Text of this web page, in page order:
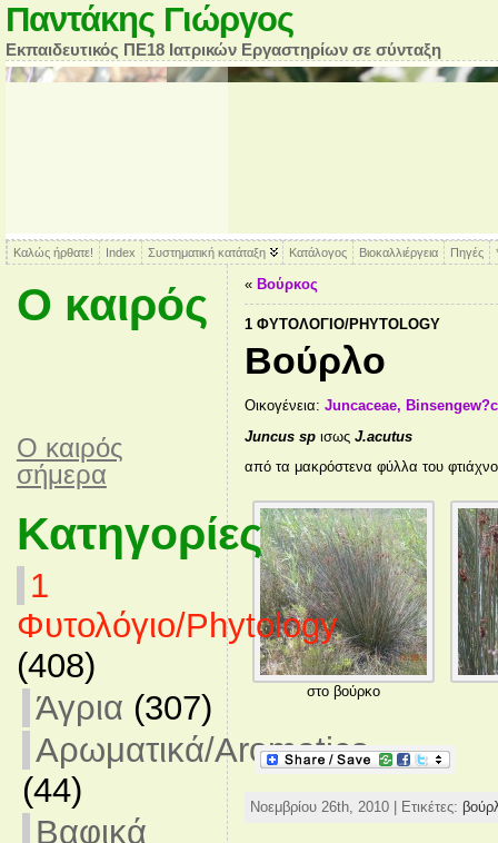
Παντάκης Γιώργος
Εκπαιδευτικός ΠΕ18 Ιατρικών Εργαστηρίων σε σύνταξη
Καλώς ήρθατε! Index Συστηματική κατάταξη Κατάλογος Βιοκαλλιέργεια Πηγές
Ο καιρός
O καιρός
σήμερα
Κατηγορίες
1
Φυτολόγιο/Phytology
(408)
Άγρια (307)
Αρωματικά/Aromatics
(44)
Βαφικά
« Βούρκος
1 ΦΥΤΟΛΌΓΙΟ/PHYTOLOGY
Βούρλο
Οικογένεια: Juncaceae,
Juncus sp ισωςJ.acutus
από τα μακρόστενα φύλλα του
στο βούρκο
Νοεμβρίου 26th, 2010 | Ετικέτες: